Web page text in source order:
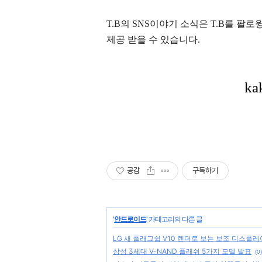
T.B의 SNS이야기 소식은 T.B를 팔로
제공 받을 수 있습니다.
공감 구독하기
'안드로이드' 카테고리의 다른 글
LG 새 플래그쉽 V10 렌더로 보는 보조 디스플
삼성 3세대 V-NAND 플래쉬 5가지 모델 발표
(0)